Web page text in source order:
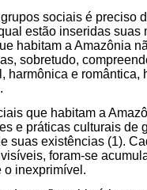
sociais é preciso
estão inseridas
habitam a Amazônia
sobretudo,
harmônica e
que habitam a
e práticas culturais de
suas existências (1).
foram-se
o inexprimível.